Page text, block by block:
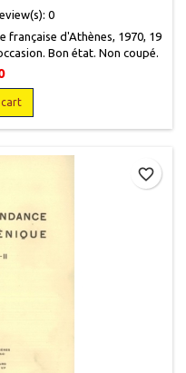
0
française d'Athènes, 1970, 19
Bon état. Non coupé.
favorite_border